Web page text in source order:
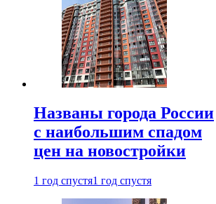
Названы города России
с наибольшим спадом
цен на новостройки
1 год спустя1 год спустя